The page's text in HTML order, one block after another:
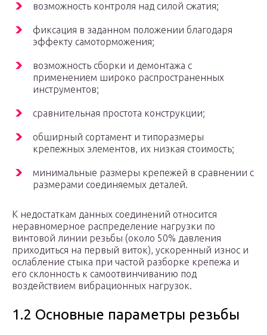
возможность контроля над силой сжатия;
фиксация в заданном положении благодаря
эффекту самоторможения;
возможность сборки и демонтажа с
применением широко распространенных
инструментов;
сравнительная простота конструкции;
обширный сортамент и типоразмеры
крепежных элементов, их низкая стоимость;
минимальные размеры крепежей в сравнении с
размерами соединяемых деталей.
К недостаткам данных соединений относится
неравномерное распределение нагрузки по
винтовой линии резьбы (около 50% давления
приходиться на первый виток), ускоренный износ и
ослабление стыка при частой разборке крепежа и
его склонность к самоотвинчиванию под
воздействием вибрационных нагрузок.
1.2 Основные параметры резьбы